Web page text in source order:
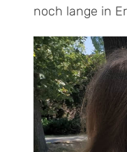
noch lange in